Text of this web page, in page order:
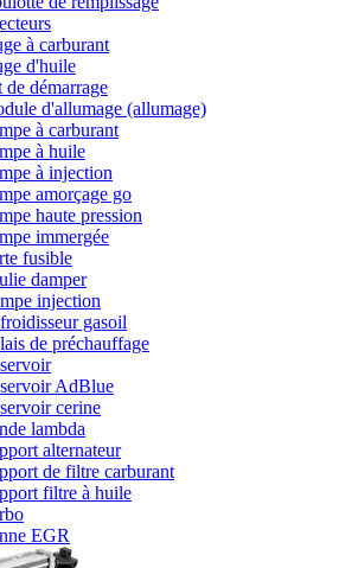
à carburant
d'huile
démarrage
d'allumage (allumage)
à carburant
à huile
à injection
amorçage go
haute pression
immergée
fusible
damper
injection
gasoil
de préchauffage
AdBlue
cerine
lambda
alternateur
de filtre carburant
filtre à huile
EGR